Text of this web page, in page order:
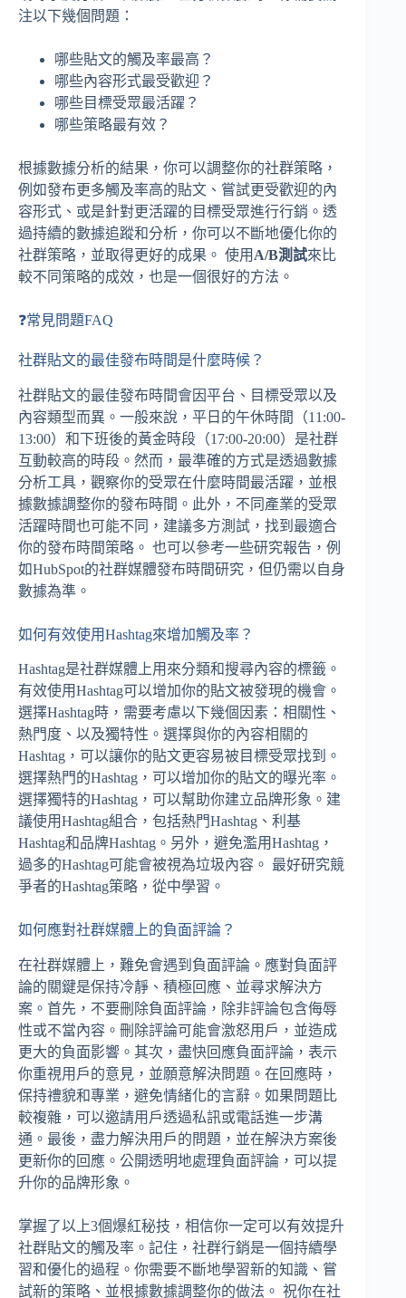
注以下幾個問題：
哪些貼文的觸及率最高？
哪些內容形式最受歡迎？
哪些目標受眾最活躍？
哪些策略最有效？
根據數據分析的結果，你可以調整你的社群策略，
例如發布更多觸及率高的貼文、嘗試更受歡迎的內
容形式、或是針對更活躍的目標受眾進行行銷。透
過持續的數據追蹤和分析，你可以不斷地優化你的
社群策略，並取得更好的成果。 使用 A/B測試來比
較不同策略的成效，也是一個很好的方法。
❓常見問題FAQ
社群貼文的最佳發布時間是什麼時候？
社群貼文的最佳發布時間會因平台、目標受眾以及
內容類型而異。一般來說，平日的午休時間（11:00-
13:00）和下班後的黃金時段（17:00-20:00）是社群
互動較高的時段。然而，最準確的方式是透過數據
分析工具，觀察你的受眾在什麼時間最活躍，並根
據數據調整你的發布時間。此外，不同產業的受眾
活躍時間也可能不同，建議多方測試，找到最適合
你的發布時間策略。 也可以參考一些研究報告，例
如HubSpot的社群媒體發布時間研究，但仍需以自身
數據為準。
如何有效使用Hashtag來增加觸及率？
Hashtag是社群媒體上用來分類和搜尋內容的標籤。
有效使用Hashtag可以增加你的貼文被發現的機會。
選擇Hashtag時，需要考慮以下幾個因素：相關性、
熱門度、以及獨特性。選擇與你的內容相關的
Hashtag，可以讓你的貼文更容易被目標受眾找到。
選擇熱門的Hashtag，可以增加你的貼文的曝光率。
選擇獨特的Hashtag，可以幫助你建立品牌形象。建
議使用Hashtag組合，包括熱門Hashtag、利基
Hashtag和品牌Hashtag。另外，避免濫用Hashtag，
過多的Hashtag可能會被視為垃圾內容。 最好研究競
爭者的Hashtag策略，從中學習。
如何應對社群媒體上的負面評論？
在社群媒體上，難免會遇到負面評論。應對負面評
論的關鍵是保持冷靜、積極回應、並尋求解決方
案。首先，不要刪除負面評論，除非評論包含侮辱
性或不當內容。刪除評論可能會激怒用戶，並造成
更大的負面影響。其次，盡快回應負面評論，表示
你重視用戶的意見，並願意解決問題。在回應時，
保持禮貌和專業，避免情緒化的言辭。如果問題比
較複雜，可以邀請用戶透過私訊或電話進一步溝
通。最後，盡力解決用戶的問題，並在解決方案後
更新你的回應。公開透明地處理負面評論，可以提
升你的品牌形象。
掌握了以上3個爆紅秘技，相信你一定可以有效提升
社群貼文的觸及率。記住，社群行銷是一個持續學
習和優化的過程。你需要不斷地學習新的知識、嘗
試新的策略、並根據數據調整你的做法。 祝你在社